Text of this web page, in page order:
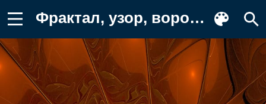
Фрактал, узор, воронка Фон для телефона